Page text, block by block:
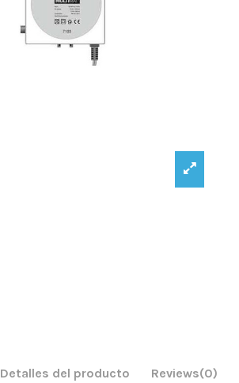
Detalles del producto Reviews(0)